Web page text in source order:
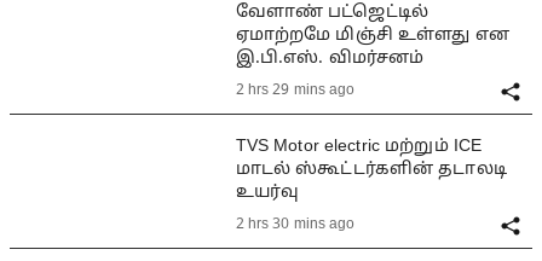
வேளாண் பட்ஜெட்டில்
ஏமாற்றமே மிஞ்சி உள்ளது என
இ.பி.எஸ். விமர்சனம்
2 hrs 29 mins ago
TVS Motor electric மற்றும் ICE
மாடல் ஸ்கூட்டர்களின் தடாலடி
உயர்வு
2 hrs 30 mins ago